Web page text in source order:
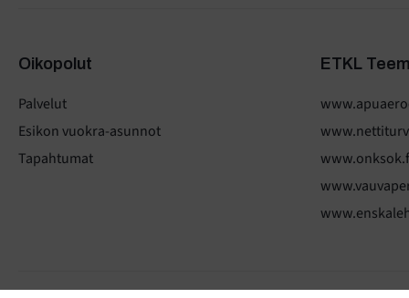
Oikopolut
Palvelut
Esikon vuokra-asunnot
Tapahtumat
ETKL